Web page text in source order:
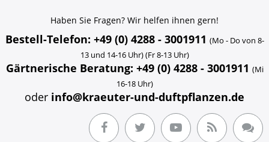
Haben Sie Fragen? Wir helfen ihnen gern!
Bestell-Telefon: +49 (0) 4288 - 3001911 (Mo - Do von 8-
13 und 14-16 Uhr) (Fr 8-13 Uhr)
Gärtnerische Beratung: +49 (0) 4288 - 3001911 (Mi
16-18 Uhr)
oder info@kraeuter-und-duftpflanzen.de